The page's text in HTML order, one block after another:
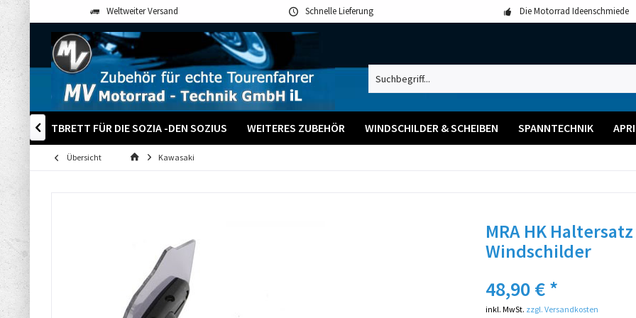
Weltweiter Versand Schnelle Lieferung Die Motorrad Ideenschmiede
TRITTBRETT FÜR DIE SOZIA -DEN SOZIUS WEITERES ZUBEHÖR WINDSCHILDER & SCHEIBEN SPANNTECHNIK

Übersicht Kawasaki
MRA HK
Windschilder
48,90 € *
inkl. MwSt. zzgl. Versandkosten